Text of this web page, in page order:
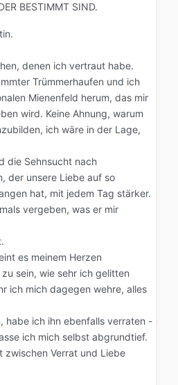
BESTIMMT SIND.
denen ich vertraut habe.
Trümmerhaufen und ich
Mienenfeld herum, das mir
wird. Keine Ahnung, warum
ich wäre in der Lage,
die Sehnsucht nach
der unsere Liebe auf so
hat, mit jedem Tag stärker.
vergeben, was er mir
es meinem Herzen
sein, wie sehr ich gelitten
ich mich dagegen wehre, alles
habe ich ihn ebenfalls verraten -
ich mich selbst abgrundtief.
zwischen Verrat und Liebe